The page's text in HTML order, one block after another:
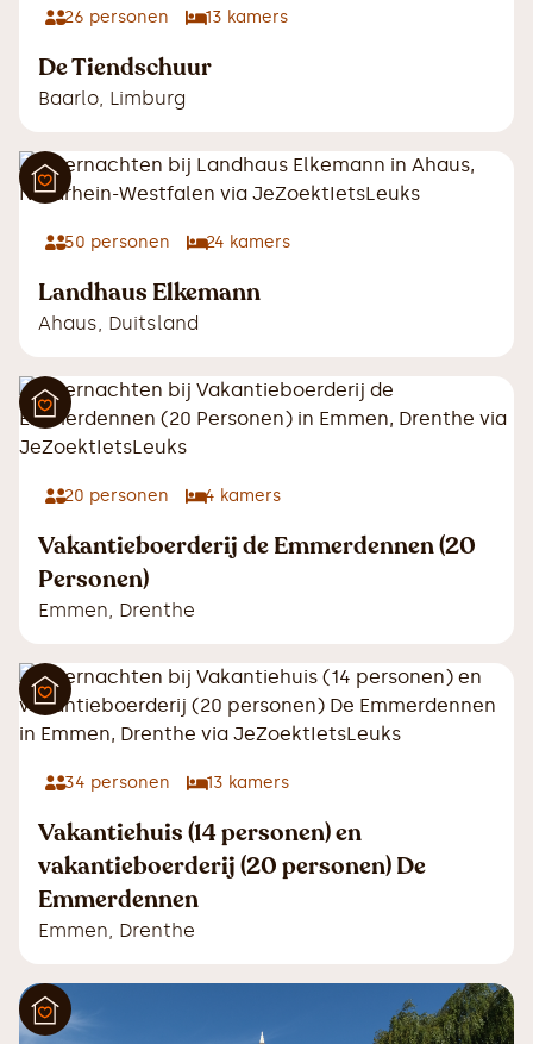
26 personen 13 kamers
De Tiendschuur
Baarlo, Limburg
50 personen 24 kamers
Landhaus Elkemann
Ahaus, Duitsland
20 personen 4 kamers
Vakantieboerderij de Emmerdennen (20
Personen)
Emmen, Drenthe
34 personen 13 kamers
Vakantiehuis (14 personen) en
vakantieboerderij (20 personen) De
Emmerdennen
Emmen, Drenthe